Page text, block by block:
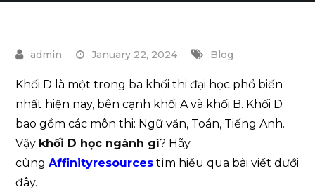
January 22, 2024 Blog
Khối D là một trong ba khối thi đại học phổ biến
nhất hiện nay, bên cạnh khối A và khối B. Khối D
bao gồm các môn thi: Ngữ văn, Toán, Tiếng Anh.
Vậy khối D học ngành gì? Hãy
cùngAffinityresources tìm hiểu qua bài viết dưới
đây.